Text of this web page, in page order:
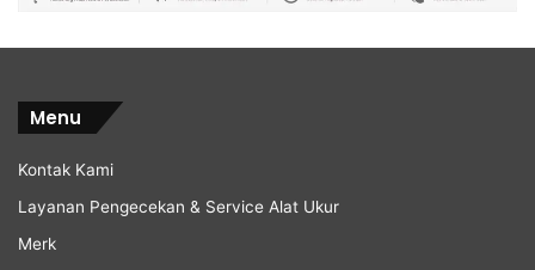
Menu
Kontak Kami
Layanan Pengecekan & Service Alat Ukur
Merk